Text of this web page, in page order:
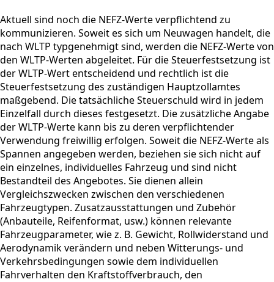
Aktuell sind noch die NEFZ-Werte verpflichtend zu
kommunizieren. Soweit es sich um Neuwagen handelt, die
nach WLTP typgenehmigt sind, werden die NEFZ-Werte von
den WLTP-Werten abgeleitet. Für die Steuerfestsetzung ist
der WLTP-Wert entscheidend und rechtlich ist die
Steuerfestsetzung des zuständigen Hauptzollamtes
maßgebend. Die tatsächliche Steuerschuld wird in jedem
Einzelfall durch dieses festgesetzt. Die zusätzliche Angabe
der WLTP-Werte kann bis zu deren verpflichtender
Verwendung freiwillig erfolgen. Soweit die NEFZ-Werte als
Spannen angegeben werden, beziehen sie sich nicht auf
ein einzelnes, individuelles Fahrzeug und sind nicht
Bestandteil des Angebotes. Sie dienen allein
Vergleichszwecken zwischen den verschiedenen
Fahrzeugtypen. Zusatzausstattungen und Zubehör
(Anbauteile, Reifenformat, usw.) können relevante
Fahrzeugparameter, wie z. B. Gewicht, Rollwiderstand und
Aerodynamik verändern und neben Witterungs- und
Verkehrsbedingungen sowie dem individuellen
Fahrverhalten den Kraftstoffverbrauch, den